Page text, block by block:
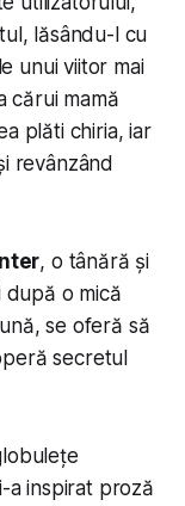
lăsându-l cu
unui viitor mai
cărui mamă
plăti chiria, iar
revânzând
, o tânără și
după o mică
se oferă să
secretul
a inspirat proză